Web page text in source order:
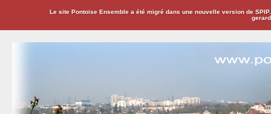
Le site Pontoise Ensemble a été migré dans une nouvelle version de